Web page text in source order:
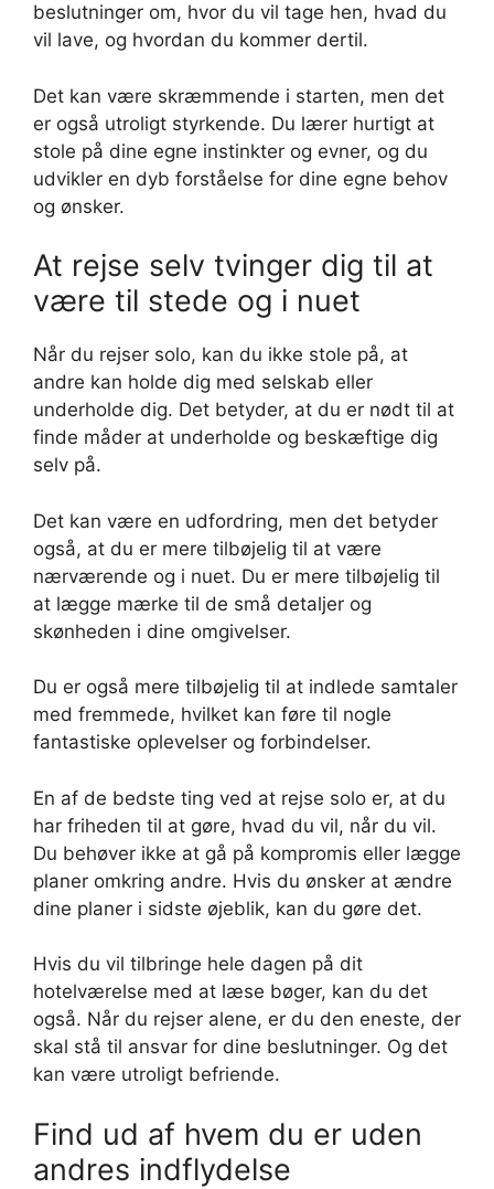
beslutninger om, hvor du vil tage hen, hvad du
vil lave, og hvordan du kommer dertil.
Det kan være skræmmende i starten, men det
er også utroligt styrkende. Du lærer hurtigt at
stole på dine egne instinkter og evner, og du
udvikler en dyb forståelse for dine egne behov
og ønsker.
At rejse selv tvinger dig til at
være til stede og i nuet
Når du rejser solo, kan du ikke stole på, at
andre kan holde dig med selskab eller
underholde dig. Det betyder, at du er nødt til at
finde måder at underholde og beskæftige dig
selv på.
Det kan være en udfordring, men det betyder
også, at du er mere tilbøjelig til at være
nærværende og i nuet. Du er mere tilbøjelig til
at lægge mærke til de små detaljer og
skønheden i dine omgivelser.
Du er også mere tilbøjelig til at indlede samtaler
med fremmede, hvilket kan føre til nogle
fantastiske oplevelser og forbindelser.
En af de bedste ting ved at rejse solo er, at du
har friheden til at gøre, hvad du vil, når du vil.
Du behøver ikke at gå på kompromis eller lægge
planer omkring andre. Hvis du ønsker at ændre
dine planer i sidste øjeblik, kan du gøre det.
Hvis du vil tilbringe hele dagen på dit
hotelværelse med at læse bøger, kan du det
også. Når du rejser alene, er du den eneste, der
skal stå til ansvar for dine beslutninger. Og det
kan være utroligt befriende.
Find ud af hvem du er uden
andres indflydelse